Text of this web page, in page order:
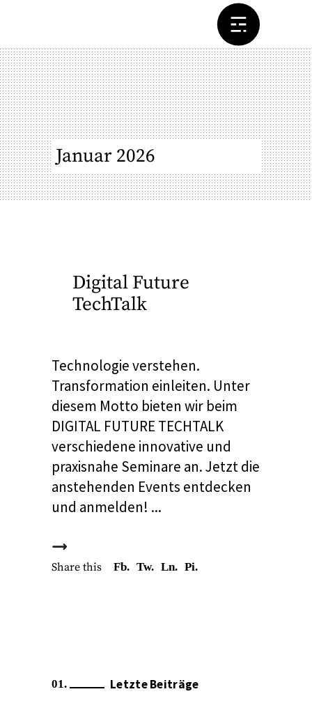
Januar 2026
Digital Future
TechTalk
Technologie verstehen.
Transformation einleiten. Unter
diesem Motto bieten wir beim
DIGITAL FUTURE TECHTALK
verschiedene innovative und
praxisnahe Seminare an. Jetzt die
anstehenden Events entdecken
und anmelden!
Share this Fb. Tw. Ln. Pi.
Letzte Beiträge